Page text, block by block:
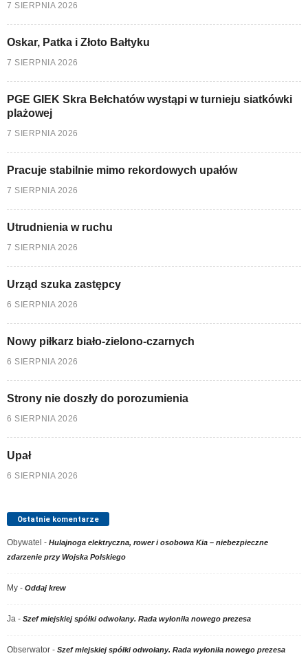
7 SIERPNIA 2026
Oskar, Patka i Złoto Bałtyku
7 SIERPNIA 2026
PGE GIEK Skra Bełchatów wystąpi w turnieju siatkówki
plażowej
7 SIERPNIA 2026
Pracuje stabilnie mimo rekordowych upałów
7 SIERPNIA 2026
Utrudnienia w ruchu
7 SIERPNIA 2026
Urząd szuka zastępcy
6 SIERPNIA 2026
Nowy piłkarz biało-zielono-czarnych
6 SIERPNIA 2026
Strony nie doszły do porozumienia
6 SIERPNIA 2026
Upał
6 SIERPNIA 2026
Ostatnie komentarze
Obywatel - Hulajnoga elektryczna, rower i osobowa Kia – niebezpieczne
zdarzenie przy Wojska Polskiego
My - Oddaj krew
Ja - Szef miejskiej spółki odwołany. Rada wyłoniła nowego prezesa
Obserwator - Szef miejskiej spółki odwołany. Rada wyłoniła nowego prezesa